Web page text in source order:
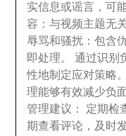
实信息或谣言 ， 可
容 ：与视频主题无
辱骂和骚扰 ：包含
即处理。通过识别
性地制定应对策略
理能够有效减少负
管理建议 ： 定期检
期查看评论 ， 及时